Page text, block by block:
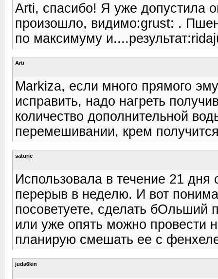
Arti, спасибо! Я уже допустила
произошло, видимо:grust: .
по максимуму
Arti
Markiza, если много прямого
исправить, надо нагреть
количество дополнительной
перемешивании, крем
saturie
Использовала в течение 21
перерыв в неделю. И вот
посоветуете, сделать
или уже опять можно провести
планирую смешать ее с
juda6kin